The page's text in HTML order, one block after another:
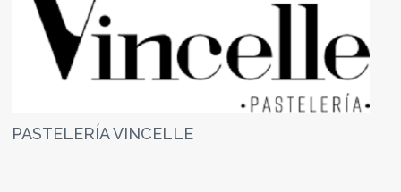
PASTELERÍA VINCELLE